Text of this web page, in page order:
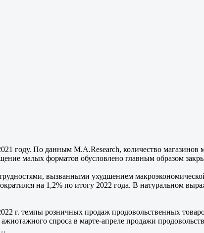
году. По данным M.A.Research, количество
малых форматов обусловлено главным образом
вызванными ухудшением
на 1,2% по итогу 2022 года. В натуральном
г. темпы розничных продаж продовольственных
спроса в марте-апреле продажи